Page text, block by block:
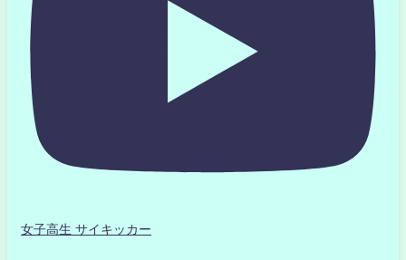
女子高生 サイキッカー